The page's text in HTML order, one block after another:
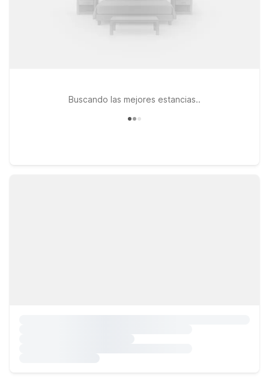
Buscando las mejores estancias..